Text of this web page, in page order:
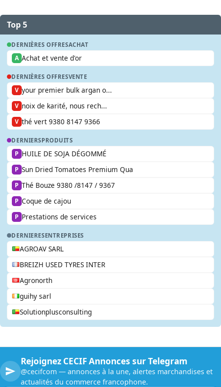
Top 5
DERNIÈRES OFFRESACHAT
A Achat et vente d'or
DERNIÈRES OFFRESVENTE
V your premier bulk argan o...
V noix de karité, nous rech...
V thé vert 9380 8147 9366
DERNIERSPRODUITS
P HUILE DE SOJA DÉGOMMÉ
P Sun Dried Tomatoes Premium Qua
P Thé Bouze 9380 /8147 / 9367
P Coque de cajou
P Prestations de services
DERNIERESENTREPRISES
AGROAV SARL
BREIZH USED TYRES INTER
Agronorth
guihy sarl
Solutionplusconsulting
Rejoignez CECIF Annonces sur Telegram
@cecifcom — annonces à la une, alertes marchandises et
actualités du commerce francophone.